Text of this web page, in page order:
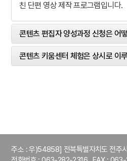
친 단편 영상 제작 프로그램입니다.
콘텐츠 편집자 양성과정 신청은 어
콘텐츠 키움센터 체험은 상시로 이
주소 : 우)54858] 전북특별자치도 전주